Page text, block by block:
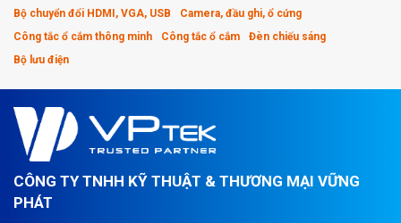
61000-3-3.
Các tính năng nổi bật của Bộ chia mạng Switch PoE 24 cổng RUIJIE
RG-ES126G-P-L
Đối với Bộ chia mạng Switch PoE 24 cổng RUIJIE RG-ES126G-P-L
được sử dụng chuyên nghiệp ngay cả khi không được quản lý PoE
Thiết kế đơn giản, nhỏ gọn
RUIJIE RG-ES126G-P-L được thiết kế bên ngoài đơn giản và trang
nhã. Chính vì thế, bộ chia mạng rất thích hợp cho việc triển khai trên
Bộ chuyển đổi HDMI, VGA, USB
Camera, đầu ghi, ổ cứng
Công tắc ổ cắm thông minh
Công tắc ổ cắm
Đèn chiếu sáng
Bộ lưu điện
CÔNG TY TNHH KỸ THUẬT & THƯƠNG MẠI VỮNG
PHÁT